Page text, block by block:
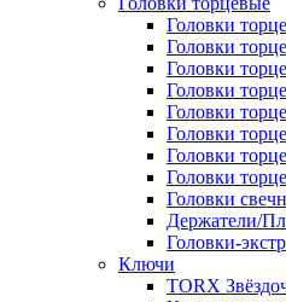
Головки
Головки
Головки
Головки
Головки
Головки
Головки
Головки
Головки
Держатели/
Головки-
Ключи
TORX